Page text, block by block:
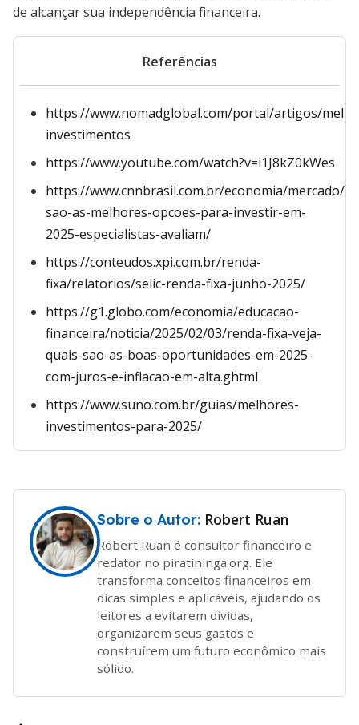
de alcançar sua independência financeira.
Referências
https://www.nomadglobal.com/portal/artigos/
investimentos
https://www.youtube.com/watch?v=i1J8kZ0kWes
https://www.cnnbrasil.com.br/economia/mercado/
sao-as-melhores-opcoes-para-investir-em-
2025-especialistas-avaliam/
https://conteudos.xpi.com.br/renda-
fixa/relatorios/selic-renda-fixa-junho-2025/
https://g1.globo.com/economia/educacao-
financeira/noticia/2025/02/03/renda-fixa-veja-
quais-sao-as-boas-oportunidades-em-2025-
com-juros-e-inflacao-em-alta.ghtml
https://www.suno.com.br/guias/melhores-
investimentos-para-2025/
Sobre o Autor: Robert Ruan
Robert Ruan é consultor financeiro e
redator no piratininga.org. Ele
transforma conceitos financeiros em
dicas simples e aplicáveis, ajudando os
leitores a evitarem dívidas,
organizarem seus gastos e
construírem um futuro econômico mais
sólido.